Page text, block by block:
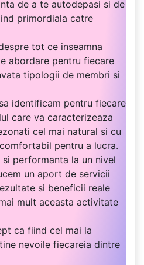
de a te autodepasi si de
primordiala catre
tot ce inseamna
abordare pentru fiecare
tipologii de membri si
identificam pentru fiecare
care va caracterizeaza
cel mai natural si cu
pentru a lucra.
performanta la un nivel
un aport de servicii
si beneficii reale
mult aceasta activitate
ca fiind cel mai la
nevoile fiecareia dintre